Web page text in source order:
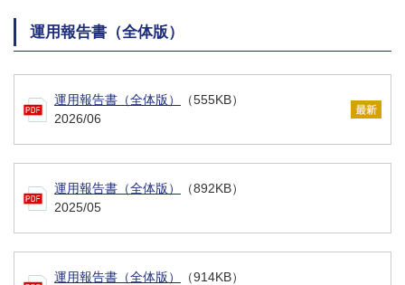
運用報告書（全体版）
運用報告書（全体版）
（555KB）
2026/06
運用報告書（全体版）
（892KB）
2025/05
運用報告書（全体版）
（914KB）